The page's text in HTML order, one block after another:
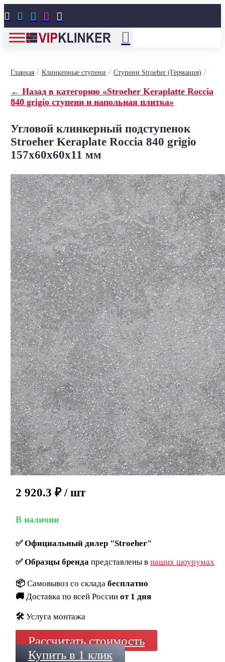
    
Главная/ Клинкерные ступени / Ступени Stroeher (Германия) /
← Назад в категорию «Stroeher Keraplatte Roccia
840 grigio ступени и напольная плитка»
Угловой клинкерный подступенок
Stroeher Keraplate Roccia 840 grigio
157х60х60х11 мм
2 920.3 ₽ / шт
В наличии
✅Официальный дилер "Stroeher"
✅Образцы брендапредставлены в наших шоурумах
📦 Самовывоз со склада бесплатно
🚚 Доставка по всей России от 1 дня
🛠️ Услуга монтажа
Рассчитать стоимость
Купить в 1 клик